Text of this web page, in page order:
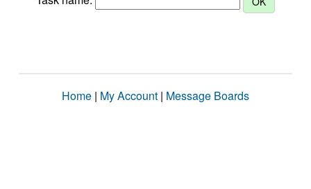
Home | My Account | Message Boards